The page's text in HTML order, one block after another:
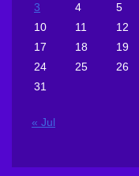
3
4 5
10
11 12
17
18 19
24
25 26
31
« Jul